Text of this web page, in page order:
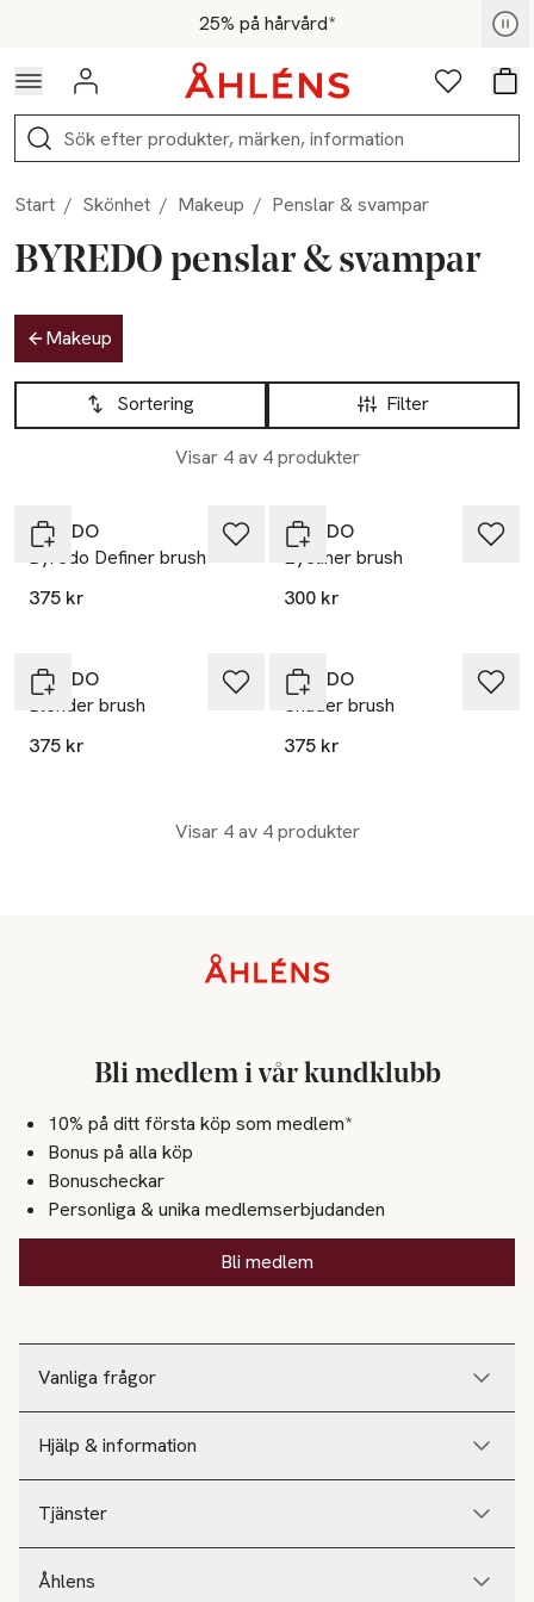
Hoppa till navigationsmenyn25% på hårvård*
För medlemmar - Shoppa nu
Logga in Favoriter
Sök
Start / Skönhet / Makeup / Penslar & svampar
BYREDO penslar & svampar
Hoppa till produktsidan
Makeup
Hoppa till produktsidan
Filter
Sortering
Visar 4 av 4 produkter
Lista över produkter
BYREDO
Byredo Definer brush
375 kr
BYREDO
Eyeliner brush
300 kr
BYREDO
Blender brush
375 kr
BYREDO
Shader brush
375 kr
Visar 4 av 4 produkter
Vanliga frågor
Hjälp & information
Tjänster
Åhlens
Bli medlem i vår kundklubb
10% på ditt första köp som medlem*
Bonus på alla köp
Bonuscheckar
Personliga & unika medlemserbjudanden
Bli medlem